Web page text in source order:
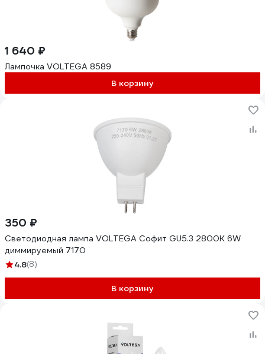
1 640 ₽
Лампочка VOLTEGA 8589
В корзину
350 ₽
Светодиодная лампа VOLTEGA Софит GU5.3 2800К 6W
диммируемый 7170
4.8(8)
В корзину